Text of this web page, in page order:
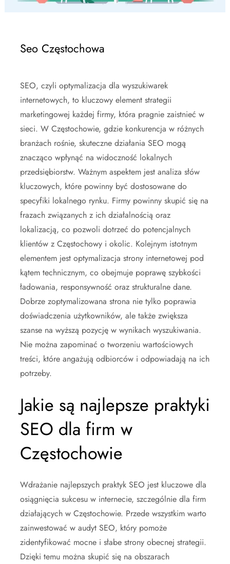
Seo Częstochowa
SEO, czyli optymalizacja dla wyszukiwarek
internetowych, to kluczowy element strategii
marketingowej każdej firmy, która pragnie zaistnieć w
sieci. W Częstochowie, gdzie konkurencja w różnych
branżach rośnie, skuteczne działania SEO mogą
znacząco wpłynąć na widoczność lokalnych
przedsiębiorstw. Ważnym aspektem jest analiza słów
kluczowych, które powinny być dostosowane do
specyfiki lokalnego rynku. Firmy powinny skupić się na
frazach związanych z ich działalnością oraz
lokalizacją, co pozwoli dotrzeć do potencjalnych
klientów z Częstochowy i okolic. Kolejnym istotnym
elementem jest optymalizacja strony internetowej pod
kątem technicznym, co obejmuje poprawę szybkości
ładowania, responsywność oraz strukturalne dane.
Dobrze zoptymalizowana strona nie tylko poprawia
doświadczenia użytkowników, ale także zwiększa
szanse na wyższą pozycję w wynikach wyszukiwania.
Nie można zapominać o tworzeniu wartościowych
treści, które angażują odbiorców i odpowiadają na ich
potrzeby.
Jakie są najlepsze praktyki
SEO dla firm w
Częstochowie
Wdrażanie najlepszych praktyk SEO jest kluczowe dla
osiągnięcia sukcesu w internecie, szczególnie dla firm
działających w Częstochowie. Przede wszystkim warto
zainwestować w audyt SEO, który pomoże
zidentyfikować mocne i słabe strony obecnej strategii.
Dzięki temu można skupić się na obszarach